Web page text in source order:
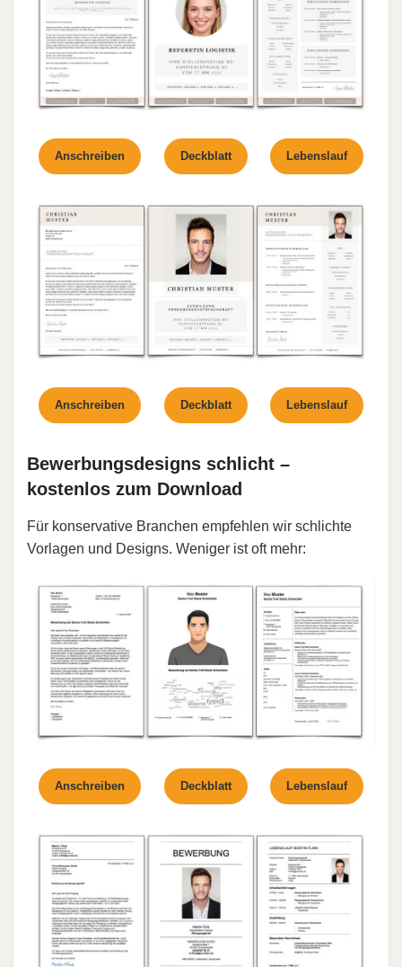
Anschreiben Deckblatt Lebenslauf
Anschreiben Deckblatt Lebenslauf
Bewerbungsdesigns schlicht –
kostenlos zum Download
Für konservative Branchen empfehlen wir schlichte
Vorlagen und Designs. Weniger ist oft mehr:
Anschreiben Deckblatt Lebenslauf